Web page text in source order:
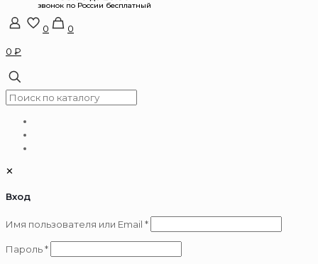
0
0
0 ₽
✕
Вход
Имя пользователя или Email *Обязательно
Пароль*Обязательно